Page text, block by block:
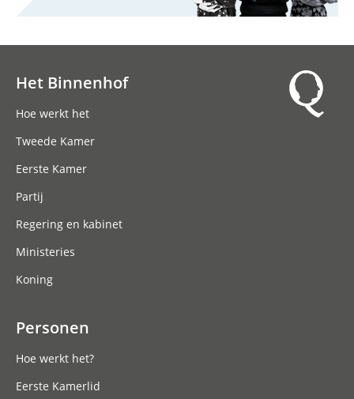
Het Binnenhof
Hoe werkt het
Tweede Kamer
Eerste Kamer
Partij
Regering en kabinet
Ministeries
Koning
Personen
Hoe werkt het?
Eerste Kamerlid